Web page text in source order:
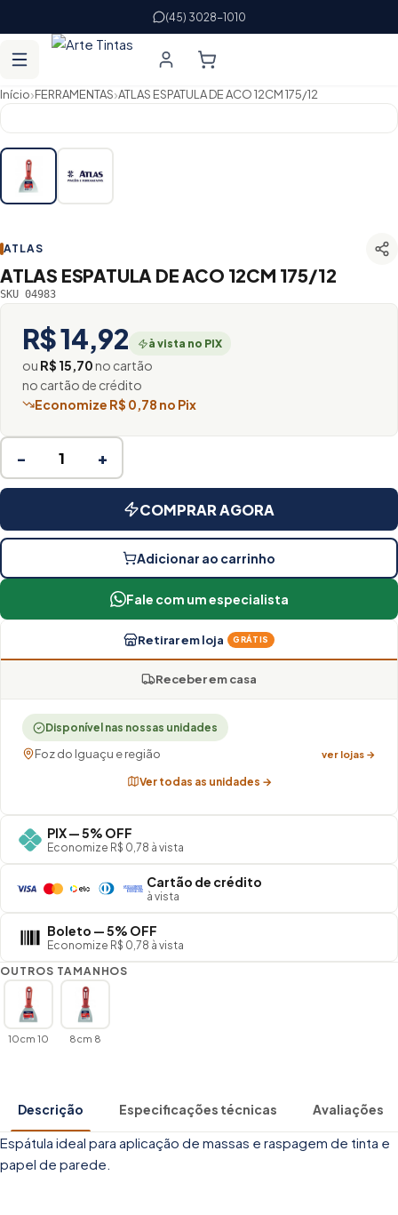
(45) 3028-1010
Início›FERRAMENTAS›ATLAS ESPATULA DE ACO 12CM 175/12
ATLAS
ATLAS ESPATULA DE ACO 12CM 175/12
SKU 04983
R$ 14,92 à vista no PIX
ou R$ 15,70no cartão
no cartão de crédito
Economize R$ 0,78 no Pix
− +
COMPRAR AGORA
Adicionar ao carrinho
Fale com um especialista
Retirar em loja GRÁTIS
Receber em casa
Disponível nas nossas unidades
Foz do Iguaçu e região ver lojas →
Ver todas as unidades →
PIX — 5% OFF
Economize R$ 0,78 à vista
Cartão de crédito
à vista
Boleto — 5% OFF
Economize R$ 0,78 à vista
OUTROS TAMANHOS
10cm 10 8cm 8
Descrição Especificações técnicas Avaliações
Espátula ideal para aplicação de massas e raspagem de tinta e
papel de parede.